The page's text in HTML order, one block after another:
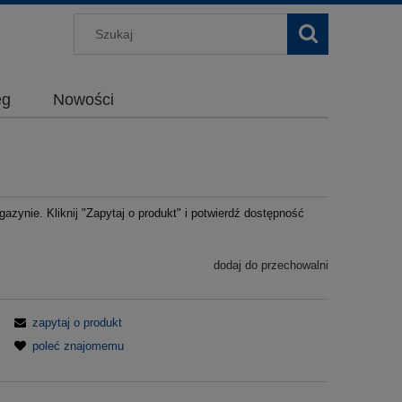
Nowości
Kliknij "Zapytaj o produkt" i potwierdź dostępność
dodaj do przechowalni
zapytaj o produkt
poleć znajomemu